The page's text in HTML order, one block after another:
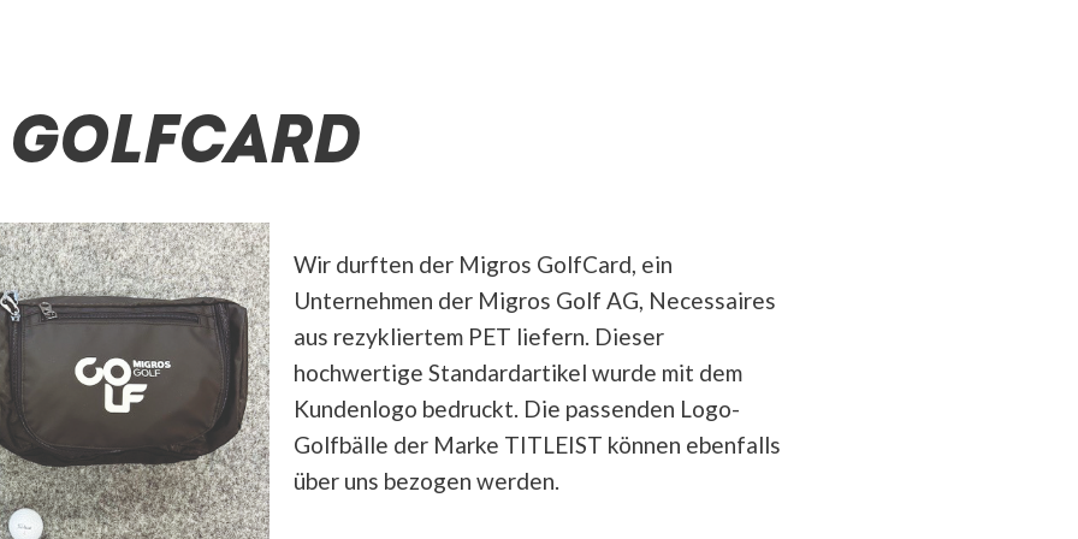
Wir durften der Migros GolfCard, ein
Unternehmen der Migros Golf AG, Necessaires
aus rezykliertem PET liefern. Dieser
hochwertige Standardartikel wurde mit dem
Kundenlogo bedruckt. Die passenden Logo-
Golfbälle der Marke TITLEIST können ebenfalls
über uns bezogen werden.